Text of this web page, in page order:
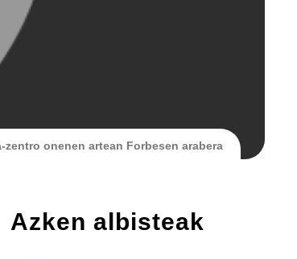
onenen artean Forbesen arabera
Azken albisteak